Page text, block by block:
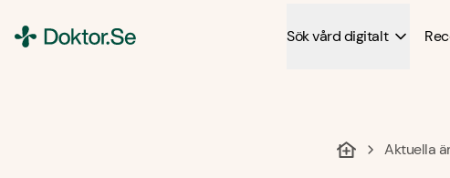
Sök vård digitalt
Aktuella